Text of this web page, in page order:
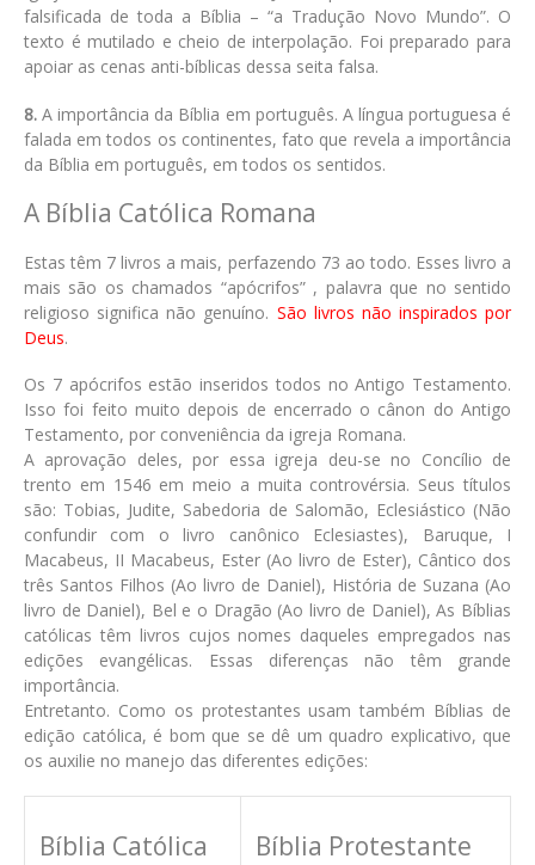
falsificada de toda a Bíblia – “a Tradução Novo Mundo”. O
texto é mutilado e cheio de interpolação. Foi preparado para
apoiar as cenas anti-bíblicas dessa seita falsa.
8. A importância da Bíblia em português. A língua portuguesa é
falada em todos os continentes, fato que revela a importância
da Bíblia em português, em todos os sentidos.
A Bíblia Católica Romana
Estas têm 7 livros a mais, perfazendo 73 ao todo. Esses livro a
mais são os chamados “apócrifos” , palavra que no sentido
religioso significa não genuíno. São livros não inspirados por
Deus.
Os 7 apócrifos estão inseridos todos no Antigo Testamento.
Isso foi feito muito depois de encerrado o cânon do Antigo
Testamento, por conveniência da igreja Romana.
A aprovação deles, por essa igreja deu-se no Concílio de
trento em 1546 em meio a muita controvérsia. Seus títulos
são: Tobias, Judite, Sabedoria de Salomão, Eclesiástico (Não
confundir com o livro canônico Eclesiastes), Baruque, I
Macabeus, II Macabeus, Ester (Ao livro de Ester), Cântico dos
três Santos Filhos (Ao livro de Daniel), História de Suzana (Ao
livro de Daniel), Bel e o Dragão (Ao livro de Daniel), As Bíblias
católicas têm livros cujos nomes daqueles empregados nas
edições evangélicas. Essas diferenças não têm grande
importância.
Entretanto. Como os protestantes usam também Bíblias de
edição católica, é bom que se dê um quadro explicativo, que
os auxilie no manejo das diferentes edições:
Bíblia Católica Bíblia Protestante